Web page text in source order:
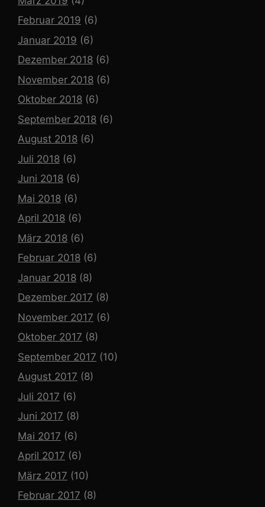
Februar 2019 (6)
Januar 2019 (6)
Dezember 2018 (6)
November 2018 (6)
Oktober 2018 (6)
September 2018 (6)
August 2018 (6)
Juli 2018 (6)
Juni 2018 (6)
Mai 2018 (6)
April 2018 (6)
März 2018 (6)
Februar 2018 (6)
Januar 2018 (8)
Dezember 2017 (8)
November 2017 (6)
Oktober 2017 (8)
September 2017 (10)
August 2017 (8)
Juli 2017 (6)
Juni 2017 (8)
Mai 2017 (6)
April 2017 (6)
März 2017 (10)
Februar 2017 (8)